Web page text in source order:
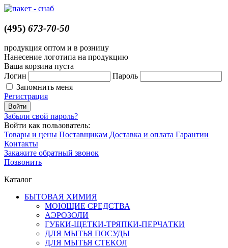
(495) 673-70-50
продукция оптом и в розницу
Нанесение логотипа на продукцию
Ваша корзина пуста
Логин
Пароль
Запомнить меня
Регистрация
Забыли свой пароль?
Войти как пользователь:
Товары и цены Поставщикам Доставка и оплата Гарантии
Контакты
Закажите обратный звонок
Позвонить
Каталог
БЫТОВАЯ ХИМИЯ
МОЮЩИЕ СРЕДСТВА
АЭРОЗОЛИ
ГУБКИ-ЩЕТКИ-ТРЯПКИ-ПЕРЧАТКИ
ДЛЯ МЫТЬЯ ПОСУДЫ
ДЛЯ МЫТЬЯ СТЕКОЛ